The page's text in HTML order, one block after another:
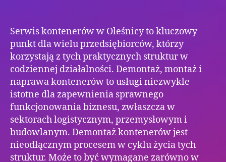
Serwis kontenerów w Oleśnicy to kluczowy
punkt dla wielu przedsiębiorców, którzy
korzystają z tych praktycznych struktur w
codziennej działalności. Demontaż, montaż i
naprawa kontenerów to usługi niezwykle
istotne dla zapewnienia sprawnego
funkcjonowania biznesu, zwłaszcza w
sektorach logistycznym, przemysłowym i
budowlanym. Demontaż kontenerów jest
nieodłącznym procesem w cyklu życia tych
struktur. Może to być wymagane zarówno w